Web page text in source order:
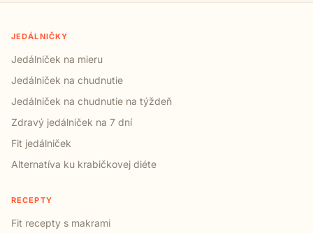
JEDÁLNIČKY
Jedálniček na mieru
Jedálniček na chudnutie
Jedálniček na chudnutie na týždeň
Zdravý jedálniček na 7 dní
Fit jedálniček
Alternatíva ku krabičkovej diéte
RECEPTY
Fit recepty s makrami